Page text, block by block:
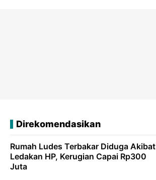
Direkomendasikan
Rumah Ludes Terbakar Diduga Akibat
Ledakan HP, Kerugian Capai Rp300
Juta